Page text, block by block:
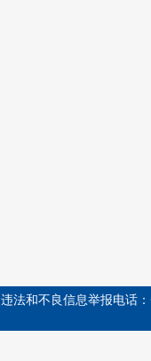
违法和不良信息举报电